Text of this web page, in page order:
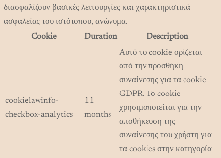
διασφαλίζουν βασικές λειτουργίες και χαρακτηριστικά
ασφαλείας του ιστότοπου, ανώνυμα.
Cookie
Duration Description
cookielawinfo-
checkbox-analytics
11
months
Αυτό το cookie ορίζεται
από την προσθήκη
συναίνεσης για τα cookie
GDPR. Το cookie
χρησιμοποιείται για την
αποθήκευση της
συναίνεσης του χρήστη για
τα cookies στην κατηγορία